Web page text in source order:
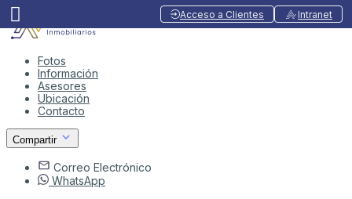
Acceso a Clientes Intranet
Fotos
Información
Asesores
Ubicación
Contacto
Compartir
Correo Electrónico
WhatsApp